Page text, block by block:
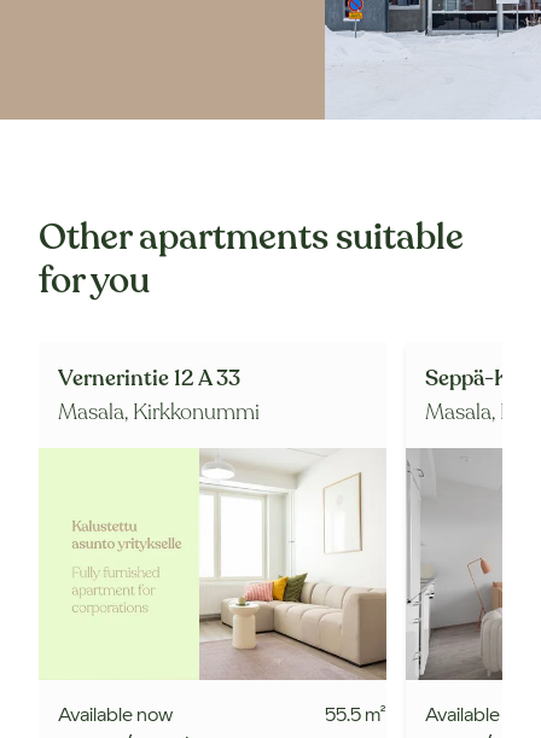
Other apartments suitable
for you
Vernerintie 12 A 33
Masala, Kirkkonummi
Available now 55.5m²
Seppä-
Masala,
Available now